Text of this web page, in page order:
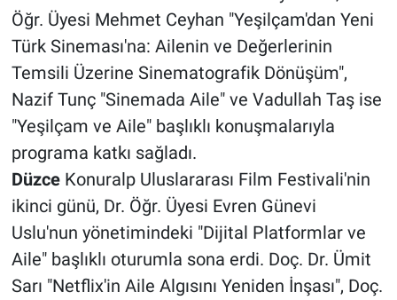
Öğr. Üyesi Mehmet Ceyhan "Yeşilçam'dan Yeni
Türk Sineması'na: Ailenin ve Değerlerinin
Temsili Üzerine Sinematografik Dönüşüm",
Nazif Tunç "Sinemada Aile" ve Vadullah Taş ise
"Yeşilçam ve Aile" başlıklı konuşmalarıyla
programa katkı sağladı.
DüzceKonuralp Uluslararası Film Festivali'nin
ikinci günü, Dr. Öğr. Üyesi Evren Günevi
Uslu'nun yönetimindeki "Dijital Platformlar ve
Aile" başlıklı oturumla sona erdi. Doç. Dr. Ümit
Sarı "Netflix'in Aile Algısını Yeniden İnşası", Doç.